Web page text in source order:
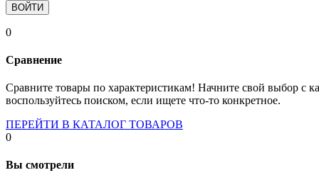
Socket-2066
Socket-775
Socket-fm2
Socket-am4
ВОЙТИ
0
Сравнение
Сравните товары по характеристикам! Начните свой выбор с
воспользуйтесь поиском, если ищете что-то конкретное.
ПЕРЕЙТИ В КАТАЛОГ ТОВАРОВ
0
Вы смотрели